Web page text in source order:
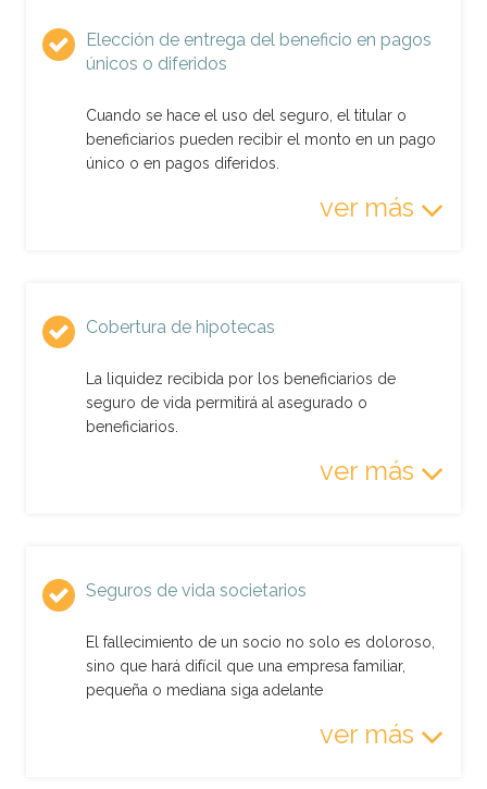
Elección de entrega del beneficio en pagos
únicos o diferidos
Cuando se hace el uso del seguro, el titular o
beneficiarios pueden recibir el monto en un pago
único o en pagos diferidos.
ver más
Cobertura de hipotecas
La liquidez recibida por los beneficiarios de
seguro de vida permitirá al asegurado o
beneficiarios.
ver más
Seguros de vida societarios
El fallecimiento de un socio no solo es doloroso,
sino que hará difícil que una empresa familiar,
pequeña o mediana siga adelante
ver más